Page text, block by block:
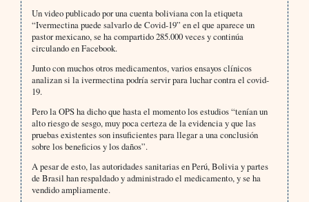
Un video publicado por una cuenta boliviana con la etiqueta
“Ivermectina puede salvarlo de Covid-19” en el que aparece un
pastor mexicano, se ha compartido 285.000 veces y continúa
circulando en Facebook.
Junto con muchos otros medicamentos, varios ensayos clínicos
analizan si la ivermectina podría servir para luchar contra el covid-
19.
Pero la OPS ha dicho que hasta el momento los estudios “tenían un
alto riesgo de sesgo, muy poca certeza de la evidencia y que las
pruebas existentes son insuficientes para llegar a una conclusión
sobre los beneficios y los daños”.
A pesar de esto, las autoridades sanitarias en Perú, Bolivia y partes
de Brasil han respaldado y administrado el medicamento, y se ha
vendido ampliamente.